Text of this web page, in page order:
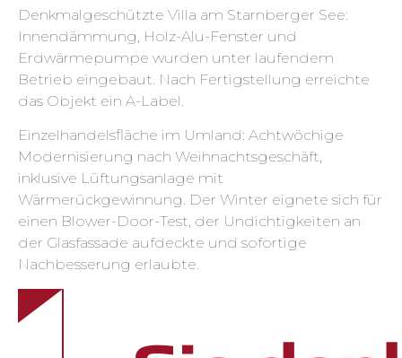
Denkmalgeschützte Villa am Starnberger See:
Innendämmung, Holz-Alu-Fenster und
Erdwärmepumpe wurden unter laufendem
Betrieb eingebaut. Nach Fertigstellung erreichte
das Objekt ein A-Label.
Einzelhandelsfläche im Umland: Achtwöchige
Modernisierung nach Weihnachtsgeschäft,
inklusive Lüftungsanlage mit
Wärmerückgewinnung. Der Winter eignete sich für
einen Blower-Door-Test, der Undichtigkeiten an
der Glasfassade aufdeckte und sofortige
Nachbesserung erlaubte.